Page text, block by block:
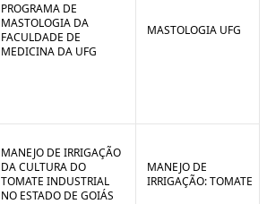
PROGRAMA DE
MASTOLOGIA DA
FACULDADE DE
MEDICINA DA UFG
MASTOLOGIA UFG
MANEJO DE IRRIGAÇÃO
DA CULTURA DO
TOMATE INDUSTRIAL
NO ESTADO DE GOIÁS
MANEJO DE
IRRIGAÇÃO: TOMATE